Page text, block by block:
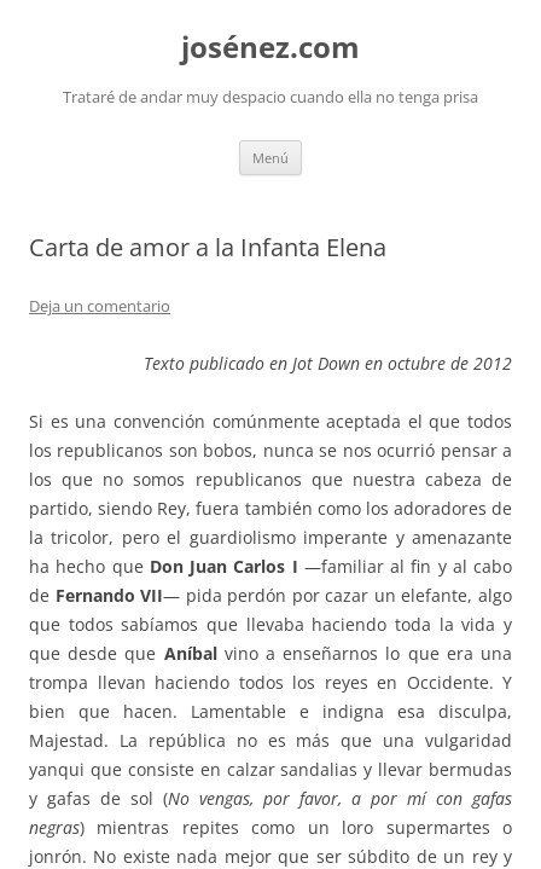
josénez.com
Trataré de andar muy despacio cuando ella no tenga prisa
Menú
Carta de amor a la Infanta Elena
Deja un comentario
Texto publicado en Jot Down en octubre de 2012
Si es una convención comúnmente aceptada el que todos
los republicanos son bobos, nunca se nos ocurrió pensar a
los que no somos republicanos que nuestra cabeza de
partido, siendo Rey, fuera también como los adoradores de
la tricolor, pero el guardiolismo imperante y amenazante
ha hecho que Don Juan Carlos I —familiar al fin y al cabo
de Fernando VII— pida perdón por cazar un elefante, algo
que todos sabíamos que llevaba haciendo toda la vida y
que desde que Aníbalvino a enseñarnos lo que era una
trompa llevan haciendo todos los reyes en Occidente. Y
bien que hacen. Lamentable e indigna esa disculpa,
Majestad. La república no es más que una vulgaridad
yanqui que consiste en calzar sandalias y llevar bermudas
y gafas de sol (No vengas, por favor, a por mí con gafas
negras) mientras repites como un loro supermartes o
jonrón. No existe nada mejor que ser súbdito de un rey y